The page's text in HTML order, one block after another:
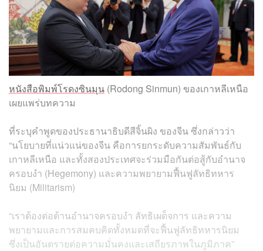
หนังสือพิมพ์โรดงซินมุน (Rodong Sinmun) ของเกาหลีเหนือ
เผยแพร่บทความ
ที่ระบุคำพูดของประธานาธิบดีสีจิ้นผิง ของจีน ซึ่งกล่าวว่า
“นโยบายที่แน่วแน่ของจีน คือการยกระดับความสัมพันธ์กับ
เกาหลีเหนือ และทั้งสองประเทศจะร่วมมือกันต่อสู้กับอำนาจ
ครอบงำ (Hegemony) และความพยายามฟื้นฟูลัทธิทหาร
นิยม (Militarism)
“เราต้องต่อต้านอำนาจครอบงำ ลัทธิเผด็จการ และความ
พยายามและการสมคบคิดทั้งหมดที่จะฟื้นฟูลัทธิทหารนิยม
ซึ่งเป็นอันตรายต่อความมั่นคงและเสถียรภาพในภูมิภาค”